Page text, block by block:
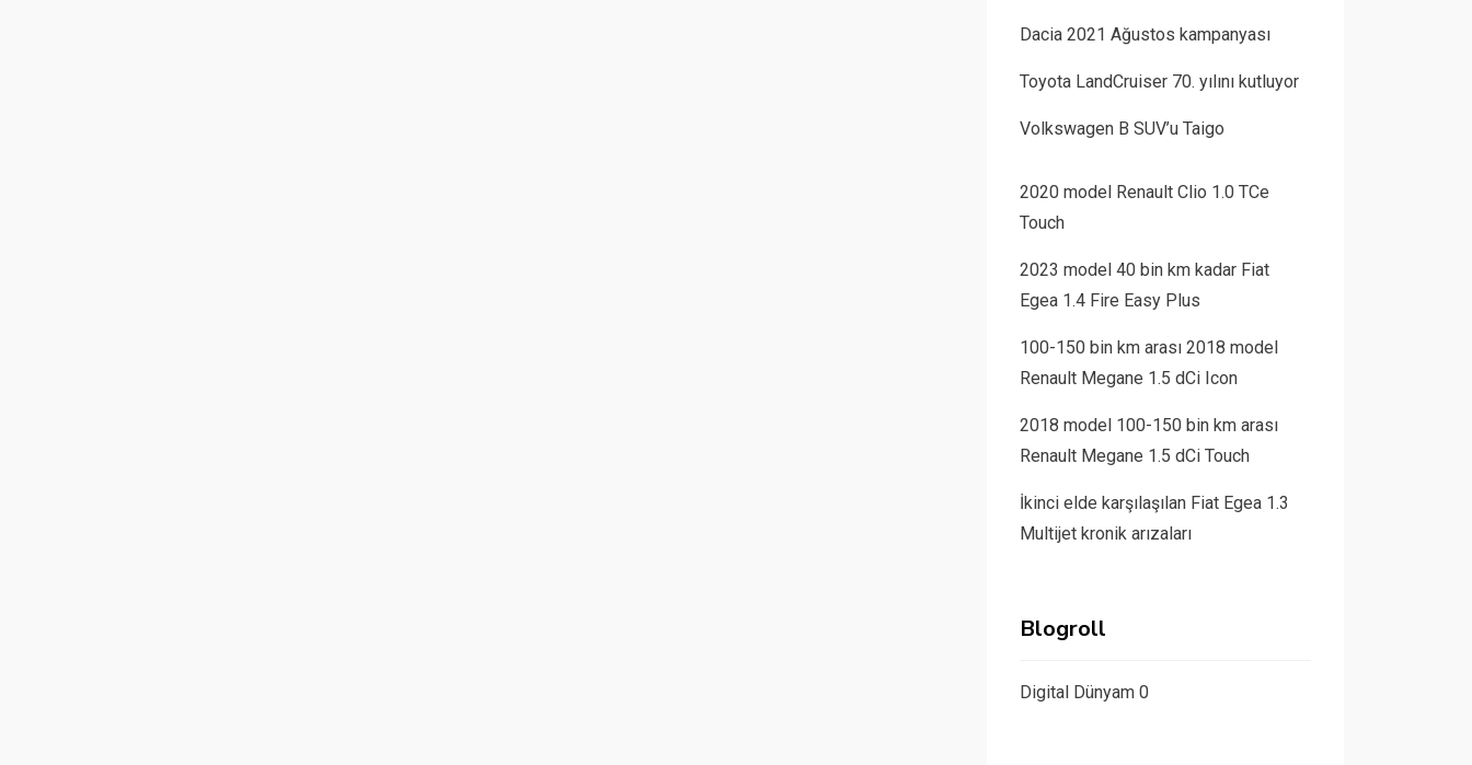
Dacia 2021 Ağustos kampanyası
Toyota LandCruiser 70. yılını kutluyor
Volkswagen B SUV’u Taigo
2020 model Renault Clio 1.0 TCe
Touch
2023 model 40 bin km kadar Fiat
Egea 1.4 Fire Easy Plus
100-150 bin km arası 2018 model
Renault Megane 1.5 dCi Icon
2018 model 100-150 bin km arası
Renault Megane 1.5 dCi Touch
İkinci elde karşılaşılan Fiat Egea 1.3
Multijet kronik arızaları
Blogroll
Digital Dünyam0